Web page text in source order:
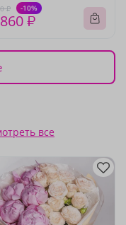
₽ -10%
₽
все